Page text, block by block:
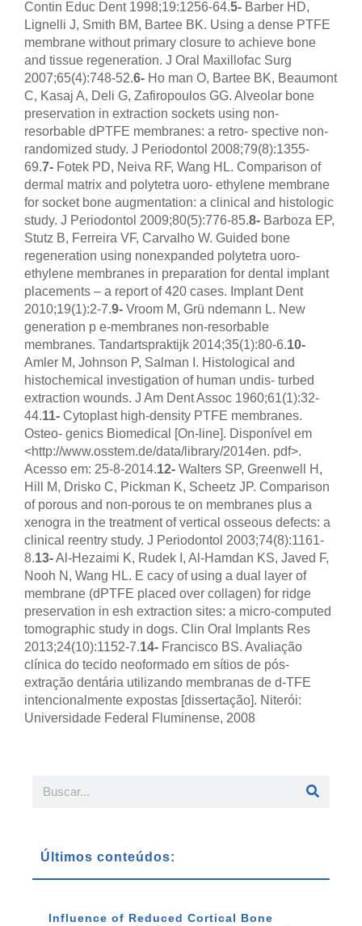
Contin Educ Dent 1998;19:1256-64.5- Barber HD,
Lignelli J, Smith BM, Bartee BK. Using a dense PTFE
membrane without primary closure to achieve bone
and tissue regeneration. J Oral Maxillofac Surg
2007;65(4):748-52.6- Ho man O, Bartee BK, Beaumont
C, Kasaj A, Deli G, Zafiropoulos GG. Alveolar bone
preservation in extraction sockets using non-
resorbable dPTFE membranes: a retro- spective non-
randomized study. J Periodontol 2008;79(8):1355-
69.7- Fotek PD, Neiva RF, Wang HL. Comparison of
dermal matrix and polytetra uoro- ethylene membrane
for socket bone augmentation: a clinical and histologic
study. J Periodontol 2009;80(5):776-85.8- Barboza EP,
Stutz B, Ferreira VF, Carvalho W. Guided bone
regeneration using nonexpanded polytetra uoro-
ethylene membranes in preparation for dental implant
placements – a report of 420 cases. Implant Dent
2010;19(1):2-7.9- Vroom M, Grü ndemann L. New
generation p e-membranes non-resorbable
membranes. Tandartspraktijk 2014;35(1):80-6.10-
Amler M, Johnson P, Salman I. Histological and
histochemical investigation of human undis- turbed
extraction wounds. J Am Dent Assoc 1960;61(1):32-
44.11- Cytoplast high-density PTFE membranes.
Osteo- genics Biomedical [On-line]. Disponível em
<http://www.osstem.de/data/library/2014en. pdf>.
Acesso em: 25-8-2014.12- Walters SP, Greenwell H,
Hill M, Drisko C, Pickman K, Scheetz JP. Comparison
of porous and non-porous te on membranes plus a
xenogra in the treatment of vertical osseous defects: a
clinical reentry study. J Periodontol 2003;74(8):1161-
8.13-Al-Hezaimi K, Rudek I, Al-Hamdan KS, Javed F,
Nooh N, Wang HL. E cacy of using a dual layer of
membrane (dPTFE placed over collagen) for ridge
preservation in esh extraction sites: a micro-computed
tomographic study in dogs. Clin Oral Implants Res
2013;24(10):1152-7.14- Francisco BS. Avaliação
clínica do tecido neoformado em sítios de pós-
extração dentária utilizando membranas de d-TFE
intencionalmente expostas [dissertação]. Niterói:
Universidade Federal Fluminense, 2008
Últimos conteúdos:
Influence of Reduced Cortical Bone